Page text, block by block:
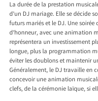
La durée de la prestation
d’un DJ mariage. Elle se décide
futurs mariés et le DJ. Une
d’honneur, avec une animation
représentera un investissement
longue, plus la programmation
éviter les doublons et maintenir
Généralement, le DJ travaille en
concevoir une animation
clefs, de la cérémonie laïque, si